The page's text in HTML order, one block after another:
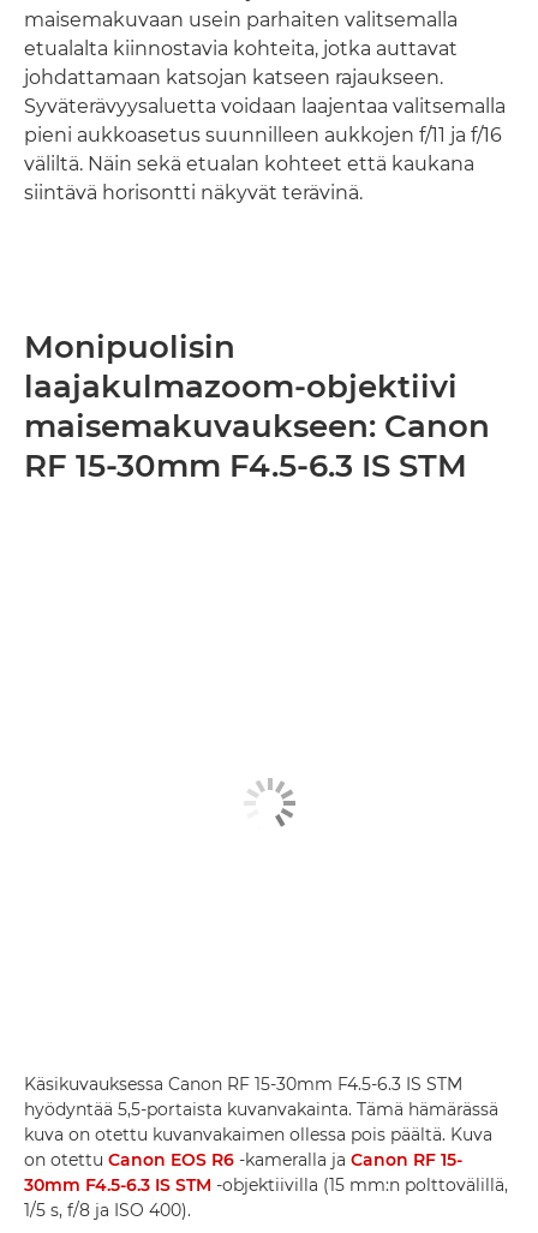
maisemakuvaan usein parhaiten valitsemalla
etualalta kiinnostavia kohteita, jotka auttavat
johdattamaan katsojan katseen rajaukseen.
Syväterävyysaluetta voidaan laajentaa valitsemalla
pieni aukkoasetus suunnilleen aukkojen f/11 ja f/16
väliltä. Näin sekä etualan kohteet että kaukana
siintävä horisontti näkyvät terävinä.
Monipuolisin
laajakulmazoom-objektiivi
maisemakuvaukseen: Canon
RF 15-30mm F4.5-6.3 IS STM
Käsikuvauksessa Canon RF 15-30mm F4.5-6.3 IS STM
hyödyntää 5,5-portaista kuvanvakainta. Tämä hämärässä
kuva on otettu kuvanvakaimen ollessa pois päältä. Kuva
on otettu Canon EOS R6 -kameralla ja Canon RF 15-
30mm F4.5-6.3 IS STM -objektiivilla (15 mm:n polttovälillä,
1/5 s, f/8 ja ISO 400).